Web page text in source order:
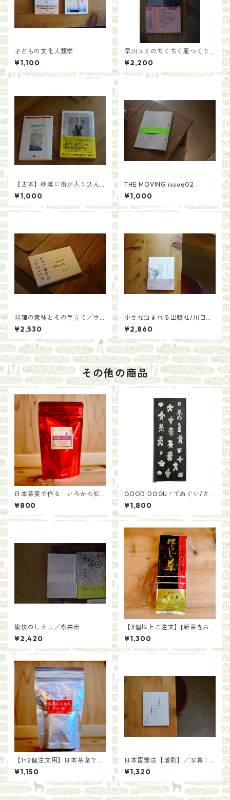
子どもの文化人類学
¥1,100
早川ユミのちくちく服つくり
／早川ユミ
¥2,200
【古本】砂漠に街が入り込ん
だ日／グカ・ハン 著 原正人訳
¥1,000
THE MOVING issue02
¥1,000
料理の意味とその手立て／ウ
ー・ウェン
¥2,530
小さな泊まれる出版社/川口
瞬 來住友美
¥2,860
その他の商品
日本茶葉で作る いろかわ紅
茶(50g)
¥800
GOOD DOGU ! てぬぐい/さ
とうゆかり
¥1,800
愉快のしるし／永井宏
¥2,420
【3個以上ご注文】[新茶をお
届け]一番茶を贅沢に 上ほう
じ茶（200g）
¥1,300
【1~2個注文用】日本茶葉で作
る いろかわ紅茶(100g)
¥1,150
日本国憲法【増刷】／写真：
齋藤陽道
¥1,320